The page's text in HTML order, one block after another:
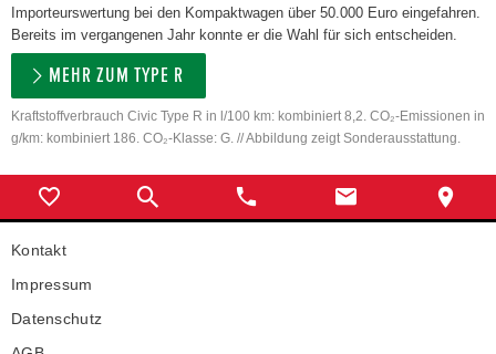
Importeurswertung bei den Kompaktwagen über 50.000 Euro eingefahren.
Bereits im vergangenen Jahr konnte er die Wahl für sich entscheiden.
MEHR ZUM TYPE R
Kraftstoffverbrauch Civic Type R in l/100 km: kombiniert 8,2. CO₂-Emissionen in
g/km: kombiniert 186. CO₂-Klasse: G. // Abbildung zeigt Sonderausstattung.
Kontakt
Impressum
Datenschutz